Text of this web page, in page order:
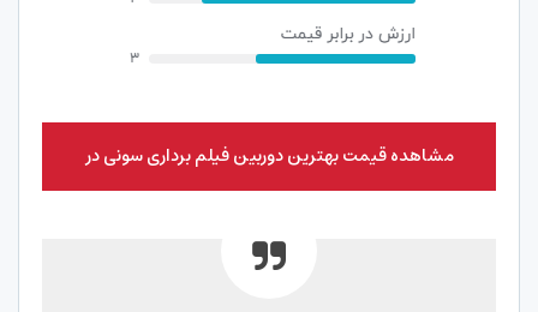
مشاهده قیمت بهترین دوربین فیلم برداری سونی در